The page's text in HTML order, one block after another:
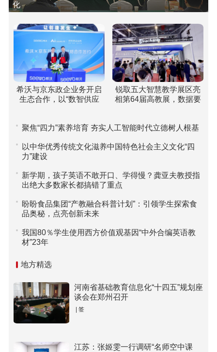
化
希沃与京东政企业务开启
生态合作，以“数智供应
锐取五大智慧教学展区亮
相第64届高教展，数据要
聚焦“四力”素养培育 夯实人工智能时代立德树人根基
以中华优秀传统文化滋养中国特色社会主义文化“四
力”建设
新学期，孩子英语不敢开口、学得慢？龚亚夫教授指
出绝大多数家长都搞错了重点
盼盼食品集团“产教融合科普计划”：引领学生探索食
品奥秘，点亮创新未来
我国80％学生使用西方价值观基因“中外合编英语教
材”23年
地方精选
河南省基础教育信息化“十四五”规划座
谈会在郑州召开
| 签
江苏：张姬雯一行调研“名师空中课